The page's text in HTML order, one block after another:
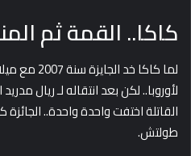
كاكا.. القمة ثم
لما كاكا
لأوروبا.. لكن بعد انتقاله لـ ريال
القاتلة اختفت واحدة واحدة..
طولتش.